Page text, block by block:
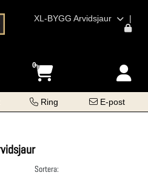
XL-BYGG Arvidsjaur |
0
Ring E-post
Sortera: